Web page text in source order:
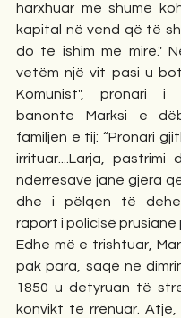
harxhuar më shumë
kapital në vend që të
do të ishim më mirë."
vetëm një vit pasi u
Komunist", pronari i
banonte Marksi e
familjen e tij: “Pronari
irrituar....Larja, pastrimi
ndërresave janë gjëra
dhe i pëlqen të
raport i policisë prusiane
Edhe më e trishtuar,
pak para, saqë në
1850 u detyruan të
konvikt të rrënuar.